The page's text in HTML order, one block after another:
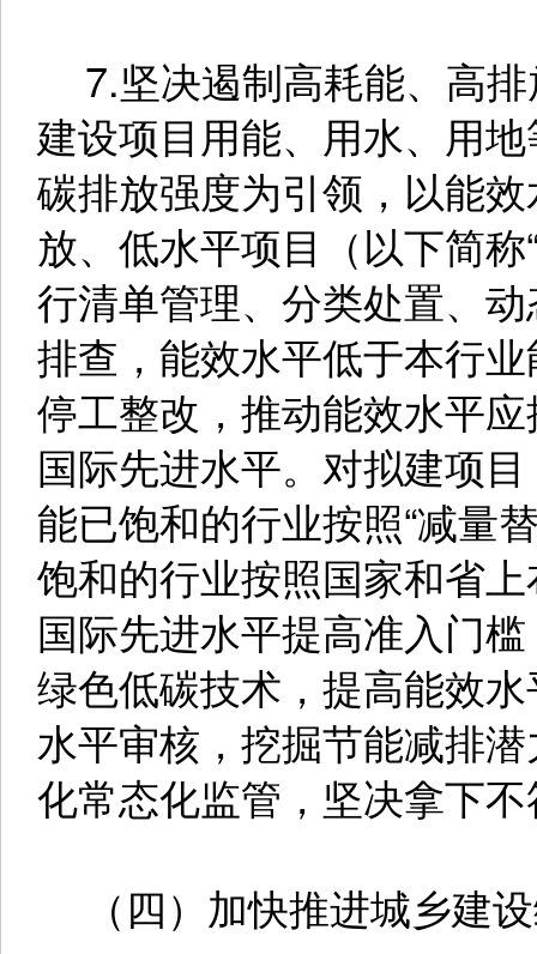
7.坚决遏制高耗能、高
建设项目用能、用水、用
碳排放强度为引领，以能
放、低水平项目（以下简
行清单管理、分类处置、
排查，能效水平低于本行
停工整改，推动能效水平
国际先进水平。对拟建项
能已饱和的行业按照“减量
饱和的行业按照国家和省
国际先进水平提高准入门
绿色低碳技术，提高能效
水平审核，挖掘节能减排
化常态化监管，坚决拿下
（四）加快推进城乡建